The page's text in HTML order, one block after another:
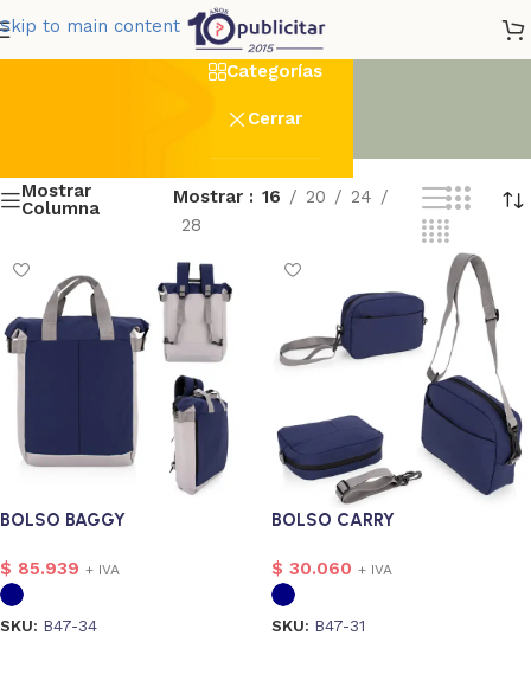
Skip to main content Bolsos
Categorías
Cerrar
Mostrar
Columna
Mostrar 16 20
24
28
BOLSO BAGGY
$ 85.939 + IVA
SKU: B47-34
BOLSO CARRY
$ 30.060 + IVA
SKU: B47-31